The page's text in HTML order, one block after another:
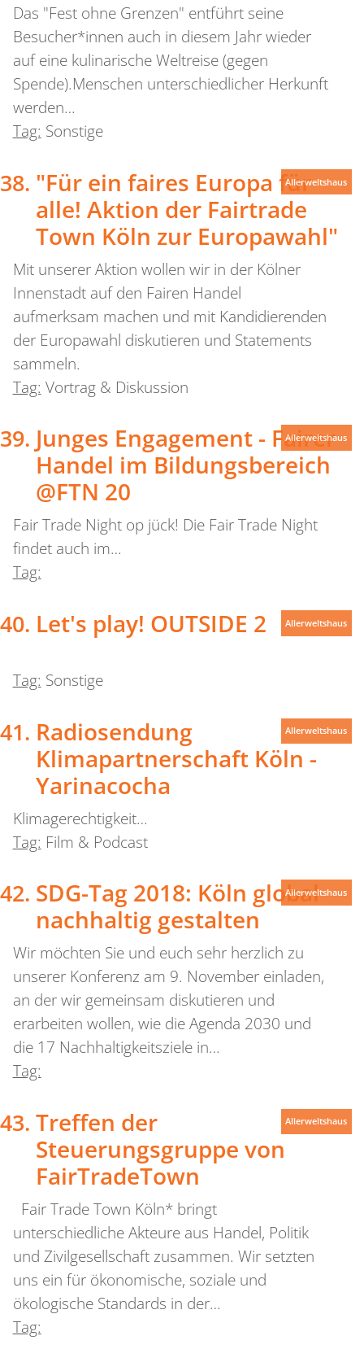
Das "Fest ohne Grenzen" entführt seine
Besucher*innen auch in diesem Jahr wieder
auf eine kulinarische Weltreise (gegen
Spende).Menschen unterschiedlicher Herkunft
werden…
Tag: Sonstige
"Für ein faires Europa für
alle! Aktion der Fairtrade
Town Köln zur Europawahl"
Mit unserer Aktion wollen wir in der Kölner
Innenstadt auf den Fairen Handel
aufmerksam machen und mit Kandidierenden
der Europawahl diskutieren und Statements
sammeln.
Tag: Vortrag & Diskussion
Allerweltshaus
Junges Engagement - Fairer
Handel im Bildungsbereich
@FTN 20
Fair Trade Night op jück! Die Fair Trade Night
findet auch im…
Tag:
Allerweltshaus
Let's play! OUTSIDE 2
Tag: Sonstige
Allerweltshaus
Radiosendung
Klimapartnerschaft Köln -
Yarinacocha
Klimagerechtigkeit…
Tag: Film & Podcast
Allerweltshaus
SDG-Tag 2018: Köln global
nachhaltig gestalten
Wir möchten Sie und euch sehr herzlich zu
unserer Konferenz am 9. November einladen,
an der wir gemeinsam diskutieren und
erarbeiten wollen, wie die Agenda 2030 und
die 17 Nachhaltigkeitsziele in…
Tag:
Allerweltshaus
Treffen der
Steuerungsgruppe von
FairTradeTown
Fair Trade Town Köln* bringt
unterschiedliche Akteure aus Handel, Politik
und Zivilgesellschaft zusammen. Wir setzten
uns ein für ökonomische, soziale und
ökologische Standards in der…
Tag:
Allerweltshaus